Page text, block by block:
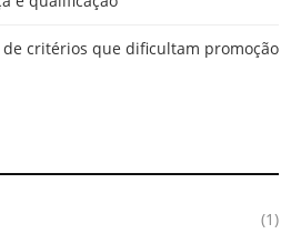
de critérios que dificultam promoção
(1)